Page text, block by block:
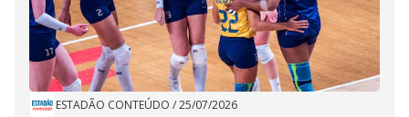
ESTADÃO CONTEÚDO /25/07/2026